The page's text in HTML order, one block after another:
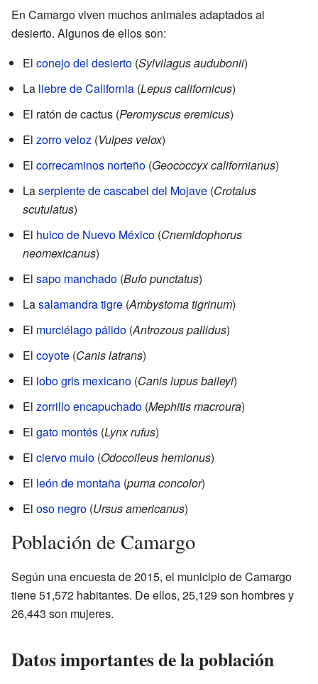
En Camargo viven muchos animales adaptados al
desierto. Algunos de ellos son:
El conejo del desierto (Sylvilagus audubonii)
La liebre de California (Lepus californicus)
El ratón de cactus (Peromyscus eremicus)
El zorro veloz (Vulpes velox)
El correcaminos norteño (Geococcyx californianus)
Laserpiente de cascabel del Mojave (Crotalus
scutulatus)
El huico de Nuevo México (Cnemidophorus
neomexicanus)
El sapo manchado (Bufo punctatus)
Lasalamandra tigre (Ambystoma tigrinum)
El murciélago pálido (Antrozous pallidus)
El coyote (Canis latrans)
El lobo gris mexicano (Canis lupus baileyi)
El zorrillo encapuchado (Mephitis macroura)
El gato montés (Lynx rufus)
El ciervo mulo (Odocoileus hemionus)
El león de montaña (puma concolor)
El oso negro (Ursus americanus)
Población de Camargo
Según una encuesta de 2015, el municipio de Camargo
tiene 51,572 habitantes. De ellos, 25,129 son hombres y
26,443 son mujeres.
Datos importantes de la población